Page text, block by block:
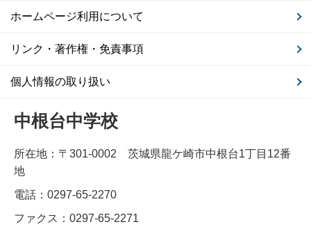
ホームページ利用について
リンク・著作権・免責事項
個人情報の取り扱い
中根台中学校
所在地：〒301-0002 茨城県龍ケ崎市中根台1丁目12番
地
電話：0297-65-2270
ファクス：0297-65-2271